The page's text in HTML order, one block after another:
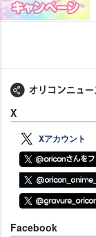
X
Xアカウント
Facebook